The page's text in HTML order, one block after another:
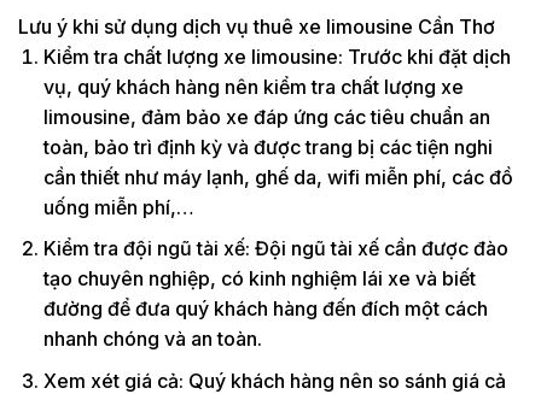
Lưu ý khi sử dụng dịch vụ thuê xe limousine Cần Thơ
Kiểm tra chất lượng xe limousine: Trước khi đặt dịch
vụ, quý khách hàng nên kiểm tra chất lượng xe
limousine, đảm bảo xe đáp ứng các tiêu chuẩn an
toàn, bảo trì định kỳ và được trang bị các tiện nghi
cần thiết như máy lạnh, ghế da, wifi miễn phí, các đồ
uống miễn phí,…
Kiểm tra đội ngũ tài xế: Đội ngũ tài xế cần được đào
tạo chuyên nghiệp, có kinh nghiệm lái xe và biết
đường để đưa quý khách hàng đến đích một cách
nhanh chóng và an toàn.
Xem xét giá cả: Quý khách hàng nên so sánh giá cả